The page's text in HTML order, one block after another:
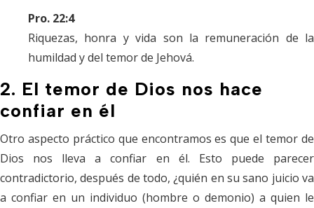
Pro. 22:4
Riquezas, honra y vida son la remuneración de la
humildad y del temor de Jehová.
2. El temor de Dios nos hace
confiar en él
Otro aspecto práctico que encontramos es que el temor de
Dios nos lleva a confiar en él. Esto puede parecer
contradictorio, después de todo, ¿quién en su sano juicio va
a confiar en un individuo (hombre o demonio) a quien le